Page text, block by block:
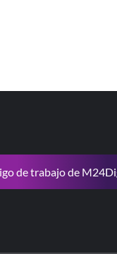
de trabajo de